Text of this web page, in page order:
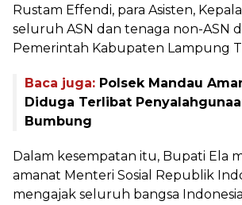
Rustam Effendi, para Asisten,
seluruh ASN dan tenaga non-ASN
Pemerintah Kabupaten Lampung
Baca juga: Polsek Mandau
Diduga Terlibat
Bumbung
Dalam kesempatan itu, Bupati Ela
amanat Menteri Sosial Republik
mengajak seluruh bangsa